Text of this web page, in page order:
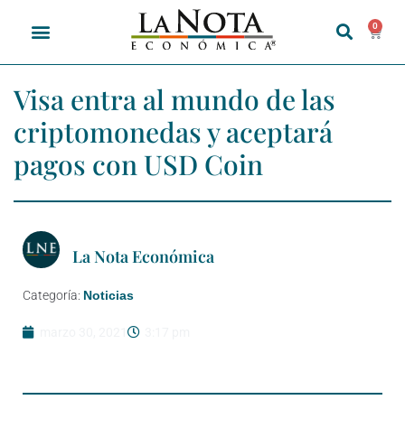
0
Visa entra al mundo de las
criptomonedas y aceptará
pagos con USD Coin
La Nota Económica
Categoría: Noticias